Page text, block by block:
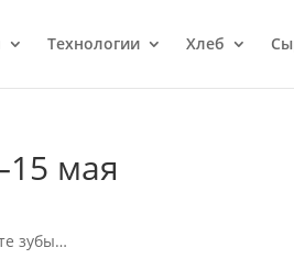
Технологии Хлеб
мая
зубы…